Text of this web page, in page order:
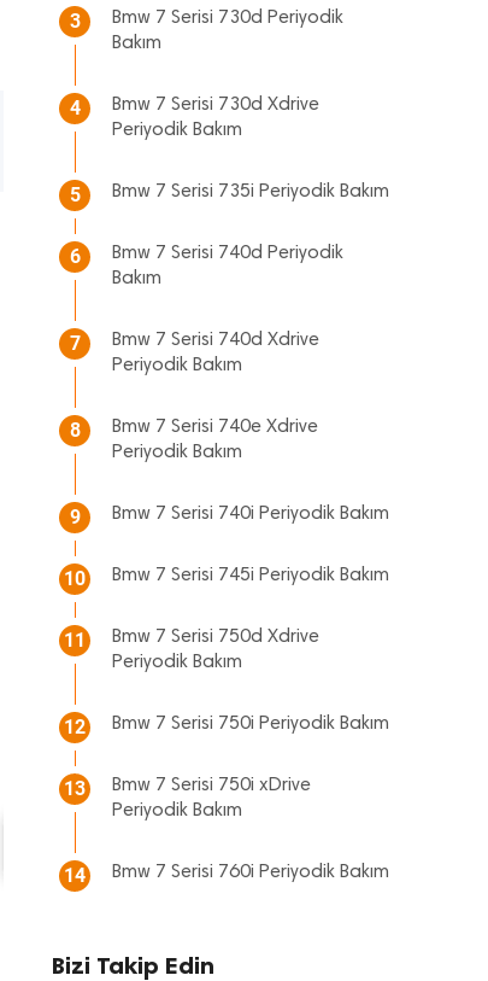
3
Bmw 7 Serisi 730d Periyodik
Bakım
4
Bmw 7 Serisi 730d Xdrive
Periyodik Bakım
5 Bmw 7 Serisi 735i Periyodik Bakım
6
Bmw 7 Serisi 740d Periyodik
Bakım
7
Bmw 7 Serisi 740d Xdrive
Periyodik Bakım
8
Bmw 7 Serisi 740e Xdrive
Periyodik Bakım
9 Bmw 7 Serisi 740i Periyodik Bakım
10 Bmw 7 Serisi 745i Periyodik Bakım
11
Bmw 7 Serisi 750d Xdrive
Periyodik Bakım
12 Bmw 7 Serisi 750i Periyodik Bakım
13
Bmw 7 Serisi 750i xDrive
Periyodik Bakım
14 Bmw 7 Serisi 760i Periyodik Bakım
Bizi Takip Edin